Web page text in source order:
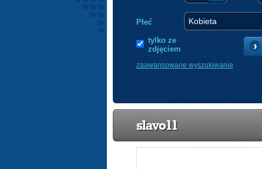
Płeć
tylko ze
zdjęciem
zaawansowane wyszukiwanie
slavo11